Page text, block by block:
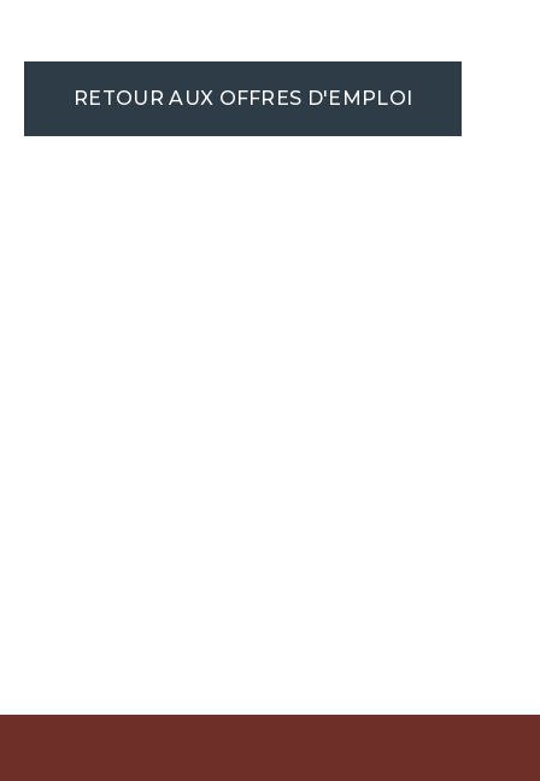
RETOUR AUX OFFRES D'EMPLOI